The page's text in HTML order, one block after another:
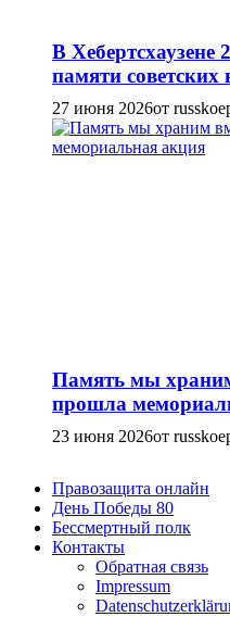
В Хебертсхаузене
памяти
27 июня 2026от
Память мы
прошла
23 июня 2026от
Правозащита онлайн
День Победы 80
Бессмертный полк
Контакты
Обратная связь
Impressum